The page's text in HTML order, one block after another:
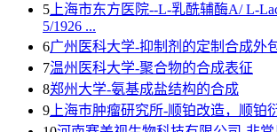
5 上海市东方医院--L-乳酰辅酶A/ L-
5/1926 ...
6广州医科大学-抑制剂的定制合成外
7温州医科大学-聚合物的合成表征
8郑州大学-氨基成盐结构的合成
9 上海巿肿瘤研究所-顺铂改造，顺铂